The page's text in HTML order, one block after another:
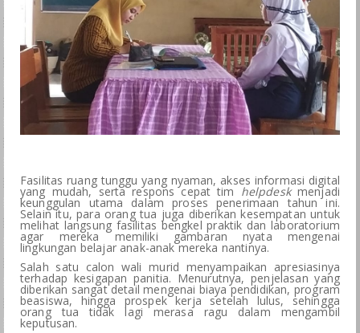
Fasilitas ruang tunggu yang nyaman, akses informasi digital
yang mudah, serta respons cepat tim helpdeskmenjadi
keunggulan utama dalam proses penerimaan tahun ini.
Selain itu, para orang tua juga diberikan kesempatan untuk
melihat langsung fasilitas bengkel praktik dan laboratorium
agar mereka memiliki gambaran nyata mengenai
lingkungan belajar anak-anak mereka nantinya.
Salah satu calon wali murid menyampaikan apresiasinya
terhadap kesigapan panitia. Menurutnya, penjelasan yang
diberikan sangat detail mengenai biaya pendidikan, program
beasiswa, hingga prospek kerja setelah lulus, sehingga
orang tua tidak lagi merasa ragu dalam mengambil
keputusan.